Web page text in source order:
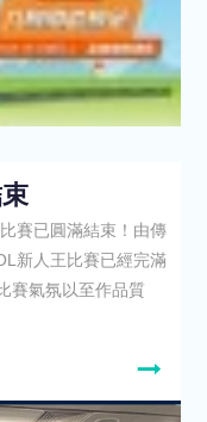
賽已圓滿結束！由傳
新人王比賽已經完滿
賽氣氛以至作品質